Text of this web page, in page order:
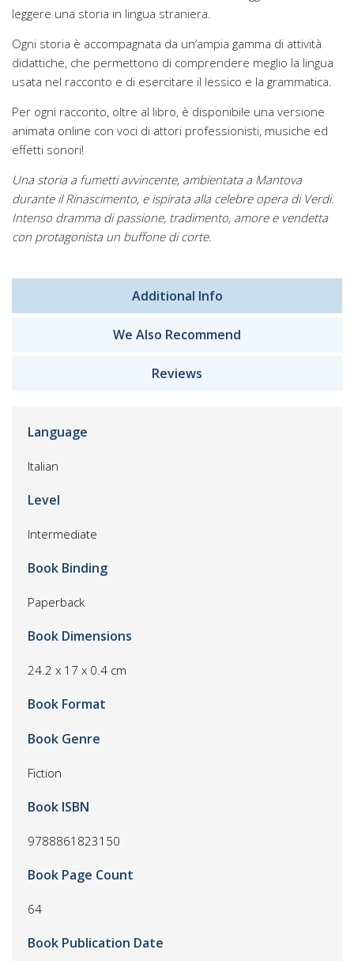
leggere una storia in lingua straniera.
Ogni storia è accompagnata da un’ampia gamma di attività
didattiche, che permettono di comprendere meglio la lingua
usata nel racconto e di esercitare il lessico e la grammatica.
Per ogni racconto, oltre al libro, è disponibile una versione
animata online con voci di attori professionisti, musiche ed
effetti sonori!
Una storia a fumetti avvincente, ambientata a Mantova
durante il Rinascimento, e ispirata alla celebre opera di Verdi.
Intenso dramma di passione, tradimento, amore e vendetta
con protagonista un buffone di corte.
Additional Info
We Also Recommend
Reviews
Language
Italian
Level
Intermediate
Book Binding
Paperback
Book Dimensions
24.2 x 17 x 0.4 cm
Book Format
Book Genre
Fiction
Book ISBN
9788861823150
Book Page Count
64
Book Publication Date